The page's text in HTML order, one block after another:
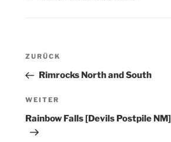
Beitragsnavigation
Vorheriger
Beitrag
ZURÜCK
Rimrocks North and South
Nächster
Beitrag
WEITER
Rainbow Falls [Devils Postpile NM]